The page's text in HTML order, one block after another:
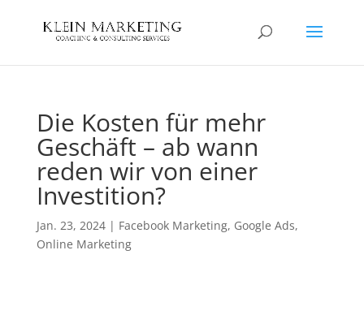
Die Kosten für mehr
Geschäft – ab wann
reden wir von einer
Investition?
Jan. 23, 2024| Facebook Marketing, Google Ads,
Online Marketing